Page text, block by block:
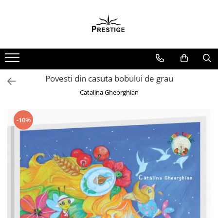
Noutati
Promotii
Pachete Speciale Carti
Spiritualitate - Ezoterism
Arte Divinatorii
Astrologie
Chiromantie
Dezvoltare Spirituala
KidConnection
Minte Corp
New Illuminati Files
Povesti din casuta bobului de grau
Catalina Gheorghian
-10%